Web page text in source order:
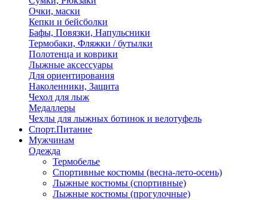
Очки, маски
Кепки и бейсболки
Бафы, Повязки, Напульсники
Термобаки, Фляжки / бутылки
Полотенца и коврики
Лыжные аксессуары
Для ориентирования
Наколенники, Защита
Чехол для лыж
Медаллеры
Чехлы для лыжных ботинок и велотуфель
Спорт.Питание
Мужчинам
Одежда
Термобелье
Спортивные костюмы (весна-лето-осень)
Лыжные костюмы (спортивные)
Лыжные костюмы (прогулочные)